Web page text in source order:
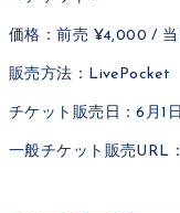
価格：前売 ¥4,000 /
販売方法：LivePocket
チケット販売日：6月1
一般チケット販売URL